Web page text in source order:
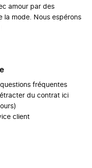
amour par des
la mode. Nous espérons
questions fréquentes
du contrat ici
client